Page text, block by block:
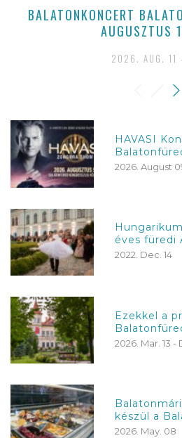
BALATONKONCERT
AUGUSZTUS
2026. AUG. 11
HAVASI
2026. August
éves füredi
2022. Dec. 14
Ezekkel a
2026. Mar. 13 -
készül a
2026. May. 08